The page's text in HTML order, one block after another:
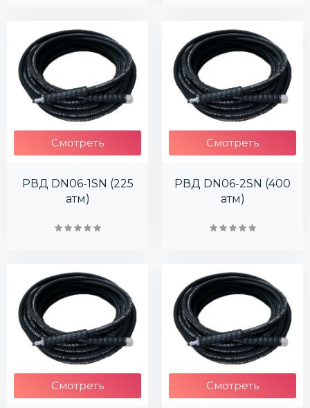
Смотреть
РВД DN06-1SN (225
атм)
Смотреть
РВД DN06-2SN (400
атм)
Смотреть Смотреть